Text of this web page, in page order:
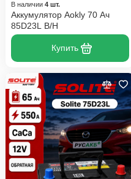
В наличии 4 шт.
Аккумулятор Aokly 70 Ач
85D23L B/H
Купить